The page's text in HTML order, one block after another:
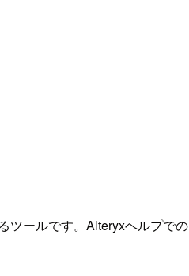
ールです。Alteryxヘルプで